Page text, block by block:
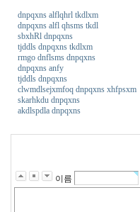
dnpqxns alflqhrl tkdlxm
dnpqxns alfl qhsms tkdl
sbxhRl dnpqxns
tjddls dnpqxns tkdlxm
rmgo dnflsms dnpqxns
dnpqxns anfy
tjddls dnpqxns
clwmdlsejxmfoq dnpqxns xhfpsxm
skarhkdu dnpqxns
akdlspdla dnpqxns
이름